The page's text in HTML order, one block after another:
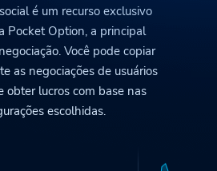
é um recurso exclusivo
Pocket Option, a principal
Você pode copiar
as negociações de usuários
obter lucros com base nas
escolhidas.